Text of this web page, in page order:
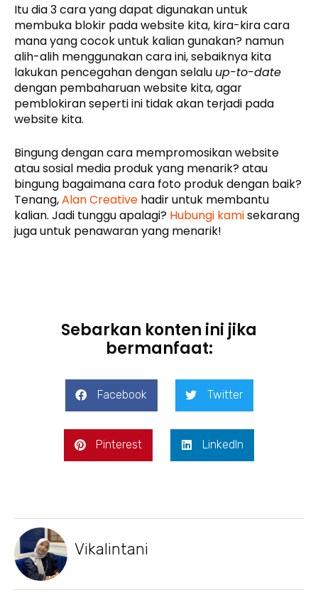
Itu dia 3 cara yang dapat digunakan untuk
membuka blokir pada website kita, kira-kira cara
mana yang cocok untuk kalian gunakan? namun
alih-alih menggunakan cara ini, sebaiknya kita
lakukan pencegahan dengan selalu up-to-date
dengan pembaharuan website kita, agar
pemblokiran seperti ini tidak akan terjadi pada
website kita.
Bingung dengan cara mempromosikan website
atau sosial media produk yang menarik? atau
bingung bagaimana cara foto produk dengan baik?
Tenang,Alan Creative hadir untuk membantu
kalian. Jadi tunggu apalagi? Hubungi kamisekarang
juga untuk penawaran yang menarik!
Sebarkan konten ini jika
bermanfaat:
Facebook Twitter
Pinterest LinkedIn
Vikalintani